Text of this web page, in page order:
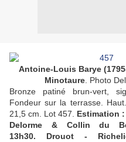
Antoine-Louis Barye
Minotaure Photo
Bronze patiné brun-vert,
Fondeur sur la terrasse.
21,5 cm. Lot 457. Estimation :
Delorme & Collin du
13h30. Drouot -